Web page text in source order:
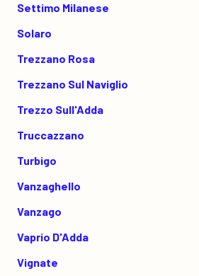
Settimo Milanese
Solaro
Trezzano Rosa
Trezzano Sul Naviglio
Trezzo Sull'Adda
Truccazzano
Turbigo
Vanzaghello
Vanzago
Vaprio D'Adda
Vignate